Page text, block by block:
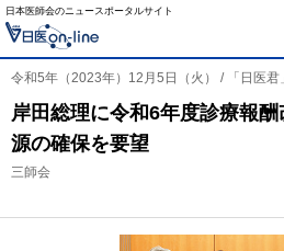
日本医師会のニュースポータルサイト
令和5年（2023年）12月5日（火） / 「日医君
岸田総理に令和6年度診療報
源の確保を要望
三師会